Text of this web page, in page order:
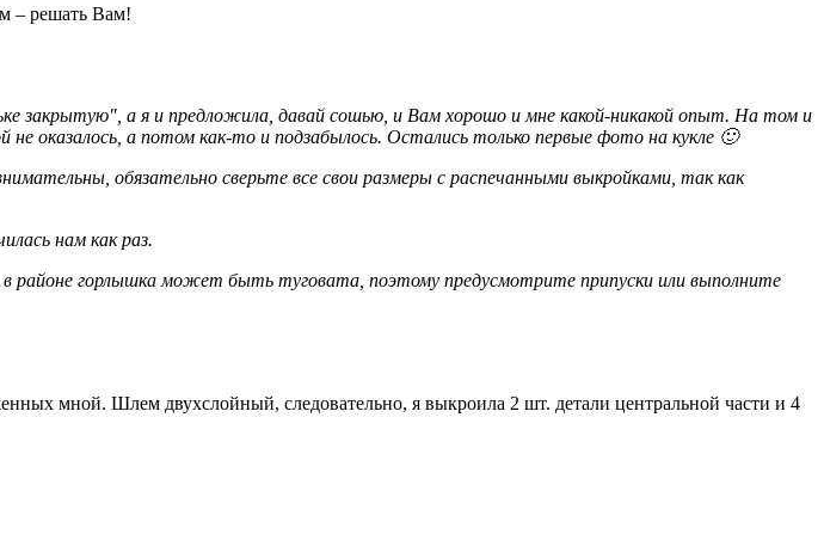
– решать Вам!
закрытую", а я и предложила, давай сошью, и Вам хорошо и мне какой-никакой опыт. На том и
оказалось, а потом как-то и подзабылось. Остались только первые фото на кукле 🙂
обязательно сверьте все свои размеры с распечанными выкройками, так как
нам как раз.
районе горлышка может быть туговата, поэтому предусмотрите припуски или выполните
мной. Шлем двухслойный, следовательно, я выкроила 2 шт. детали центральной части и 4